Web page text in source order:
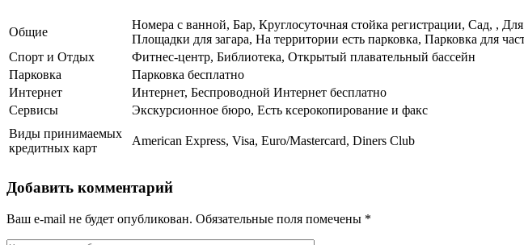
Общие
Номера с ванной, Бар, Круглосуточная стойка регистрации, Сад, ,
Площадки для загара, На территории есть парковка, Парковка для
Спорт и Отдых
Фитнес-центр, Библиотека, Открытый плавательный бассейн
Парковка
Парковка бесплатно
Интернет
Интернет, Беспроводной Интернет бесплатно
Сервисы
Экскурсионное бюро, Есть ксерокопирование и факс
Виды принимаемых
кредитных карт
American Express, Visa, Euro/Mastercard, Diners Club
Добавить комментарий
Ваш e-mail не будет опубликован. Обязательные поля помечены *